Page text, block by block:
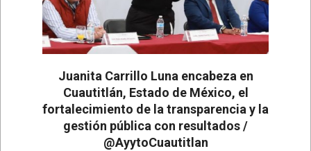
Juanita Carrillo Luna encabeza en
Cuautitlán, Estado de México, el
fortalecimiento de la transparencia y la
gestión pública con resultados /
@AyytoCuautitlan